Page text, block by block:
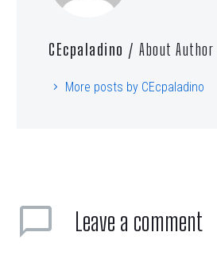
CEcpaladino / About Author
More posts by CEcpaladino
Leave a comment